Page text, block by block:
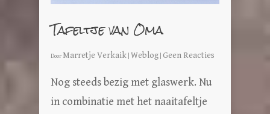
Tafeltje van Oma
Door Marretje Verkaik Weblog Geen Reacties
Nog steeds bezig met glaswerk. Nu
in combinatie met het naaitafeltje